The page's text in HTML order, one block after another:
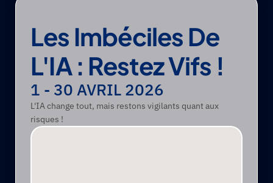
Les Imbéciles De
L'IA : Restez Vifs !
1 - 30 AVRIL 2026
L'IA change tout, mais restons vigilants quant aux
risques !